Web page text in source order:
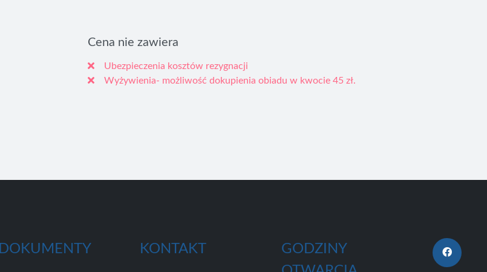
Cena nie zawiera
Ubezpieczenia kosztów rezygnacji
Wyżywienia- możliwość dokupienia obiadu w kwocie 45 zł.
DOKUMENTY KONTAKT
GODZINY